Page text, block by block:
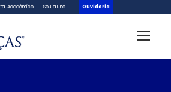
Acadêmico Sou aluno Ouvidoria